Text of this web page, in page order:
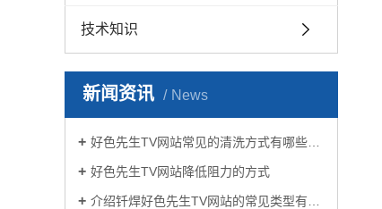
技术知识
新闻资讯 News
好色先生TV网站常见的清洗方式有哪些？
好色先生TV网站降低阻力的方式
介绍钎焊好色先生TV网站的常见类型有哪些